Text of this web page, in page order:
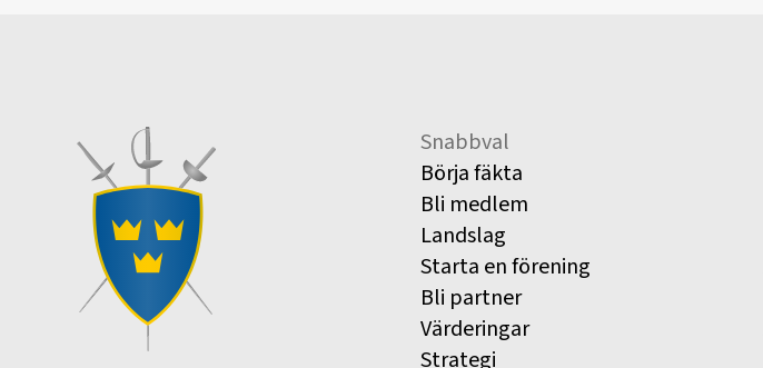
Snabbval
Börja fäkta
Bli medlem
Landslag
Starta en förening
Bli partner
Värderingar
Strategi